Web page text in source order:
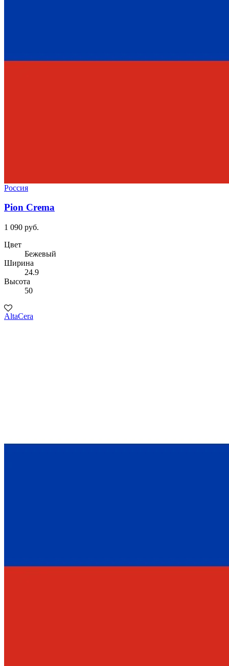
Россия
Pion Crema
1 090 руб.
Цвет
Бежевый
Ширина
24.9
Высота
50
AltaCera